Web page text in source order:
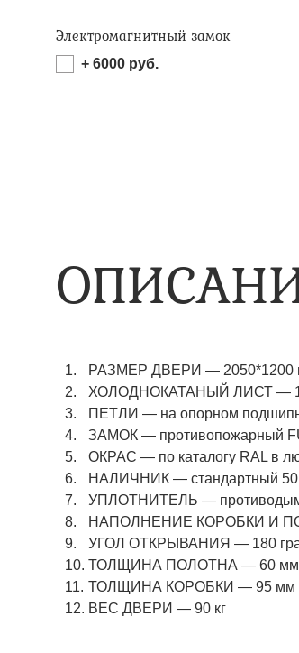
Электромагнитный замок
+ 6000 руб.
РАЗМЕР ДВЕРИ — 2050*1200
ХОЛОДНОКАТАНЫЙ ЛИСТ —
ПЕТЛИ — на опорном
ЗАМОК — противопожарный
ОКРАС — по каталогу RAL в
НАЛИЧНИК — стандартный
УПЛОТНИТЕЛЬ —
НАПОЛНЕНИЕ КОРОБКИ И
УГОЛ ОТКРЫВАНИЯ — 180
ТОЛЩИНА ПОЛОТНА — 60 мм
ТОЛЩИНА КОРОБКИ — 95 мм
ВЕС ДВЕРИ — 90 кг